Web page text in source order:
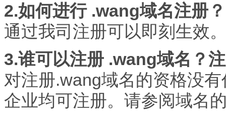
2.如何进行 .wang域名注册？
通过我司注册可以即刻生效
3.谁可以注册 .wang域名？
对注册.wang域名的资格没
企业均可注册。请参阅域名